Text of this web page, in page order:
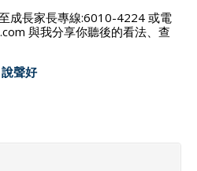
成長家長專線:6010-4224 或電
與我分享你聽後的看法、查
聲好